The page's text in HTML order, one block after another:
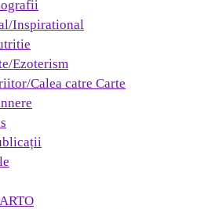
Inspirational
Ezoterism
Calea catre Carte